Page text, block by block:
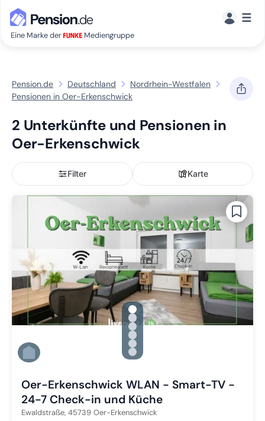
Eine Marke der Mediengruppe
☰
Pension.de Deutschland
Nordrhein-Westfalen
Pensionen in Oer-Erkenschwick
2 Unterkünfte und Pensionen in
Oer-Erkenschwick
Filter Karte
gallery.slide_selector
Zu Slide 1 wechseln
Zu Slide 2 wechseln
Zu Slide 3 wechseln
Zu Slide 4 wechseln
Zu Slide 5 wechseln
Zu Slide 6 wechseln
Oer-Erkenschwick WLAN - Smart-TV -
24-7 Check-in und Küche
Ewaldstraße, 45739 Oer-Erkenschwick